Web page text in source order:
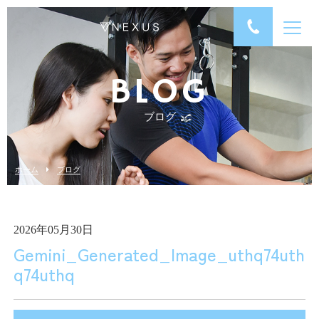
BLOG
ブログ
ホーム ブログ
2026年05月30日
Gemini_Generated_Image_uthq74uth
q74uthq